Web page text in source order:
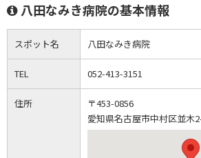
八田なみき病院の基本情報
スポット名 八田なみき病院
TEL 052-413-3151
住所
〒453-0856
愛知県名古屋市中村区並木